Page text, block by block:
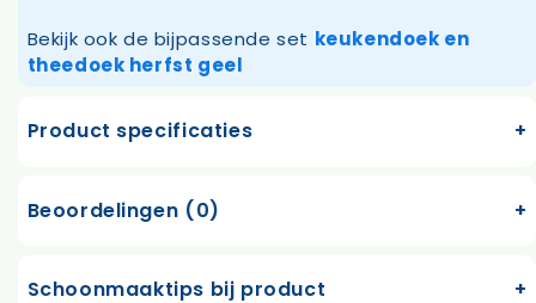
Bekijk ook de bijpassende set keukendoek en
theedoek herfst geel
Product specificaties
Beoordelingen (0)
Schoonmaaktips bij product